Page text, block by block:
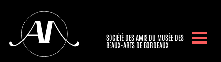
SOCIÉTÉ DES AMIS DU MUSÉE DES
BEAUX-ARTS DE BORDEAUX